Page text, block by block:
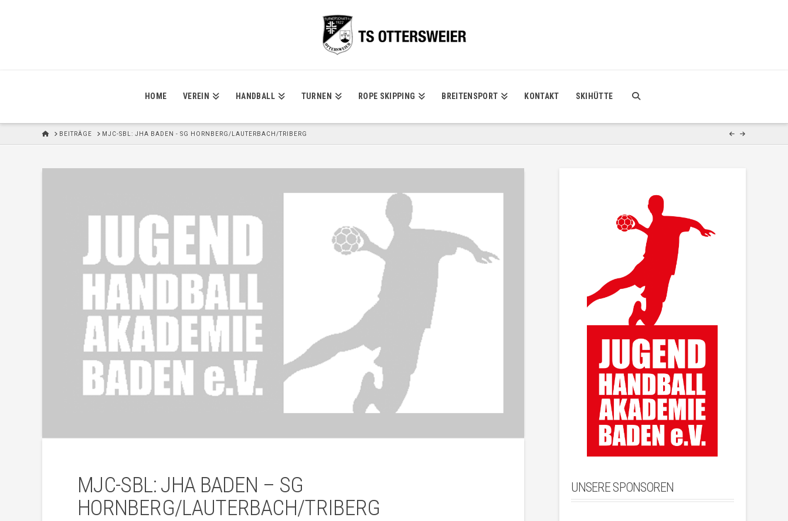
HOME VEREIN HANDBALL TURNEN ROPE SKIPPING BREITENSPORT KONTAKT SKIHÜTTE
BEITRÄGE MJC-SBL: JHA BADEN - SG HORNBERG/LAUTERBACH/TRIBERG
MJC-SBL: JHA BADEN – SG
HORNBERG/LAUTERBACH/TRIBERG
UNSERE SPONSOREN